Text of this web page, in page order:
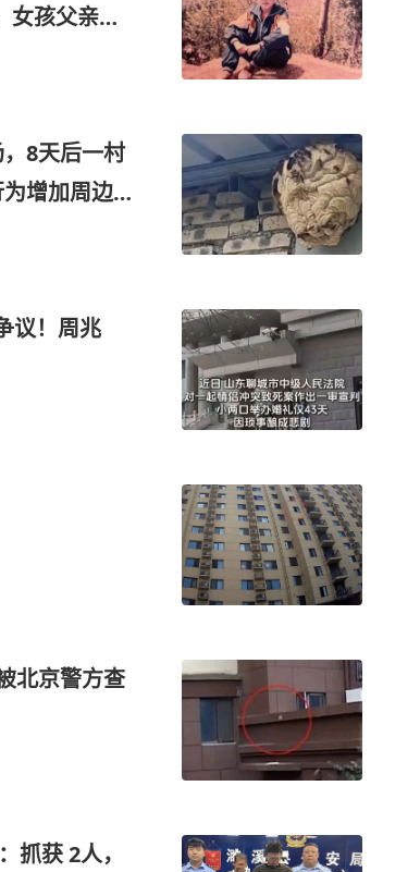
女孩父亲在
8天后一村
增加周边
议！周兆
北京警方查